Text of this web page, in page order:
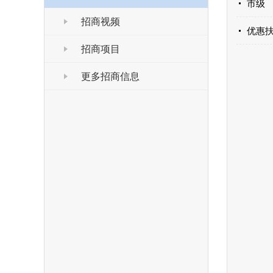
招商视频
招商项目
更多招商信息
市级
优惠